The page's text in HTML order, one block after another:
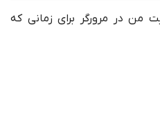
من در مرورگر برای زمانی که